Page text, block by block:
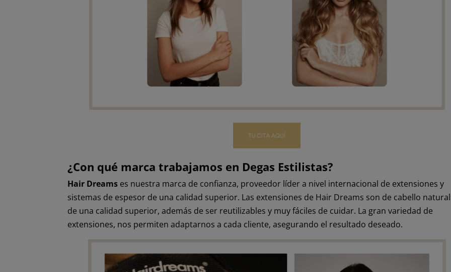
¿Con qué marca trabajamos en Degas Estilistas?
Hair Dreams es nuestra marca de confianza, proveedor líder a nivel internacional de extensiones y
sistemas de espesor de una calidad superior. Las extensiones de Hair Dreams son de cabello
de una calidad superior, además de ser reutilizables y muy fáciles de cuidar. La gran variedad de
extensiones, nos permiten adaptarnos a cada cliente, asegurando el resultado deseado.